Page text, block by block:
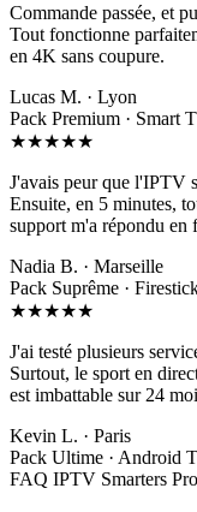
Commande passée, et
Tout fonctionne
en 4K sans coupure.
Lucas M. · Lyon
Pack Premium · Smart
★★★★★
J'avais peur que l'IPTV
Ensuite, en 5 minutes,
support m'a répondu en
Nadia B. · Marseille
Pack Suprême ·
★★★★★
J'ai testé plusieurs
Surtout, le sport en
est imbattable sur 24
Kevin L. · Paris
Pack Ultime · Android
FAQ IPTV Smarters Pro